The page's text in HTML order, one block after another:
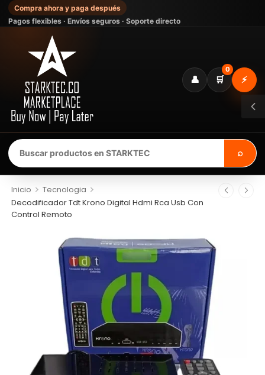
Compra ahora y paga después
Pagos flexibles · Envíos seguros · Soporte directo
👤 🛒
0
⚡
⌕
Inicio > Tecnologia >
Decodificador Tdt Krono Digital Hdmi Rca Usb Con
Control Remoto